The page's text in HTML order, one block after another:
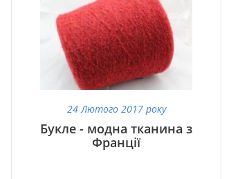
24 Лютого 2017 року
Букле - модна тканина з
Франції